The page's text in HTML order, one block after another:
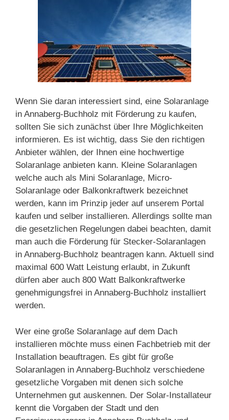
Wenn Sie daran interessiert sind, eine Solaranlage
in Annaberg-Buchholz mit Förderung zu kaufen,
sollten Sie sich zunächst über Ihre Möglichkeiten
informieren. Es ist wichtig, dass Sie den richtigen
Anbieter wählen, der Ihnen eine hochwertige
Solaranlage anbieten kann. Kleine Solaranlagen
welche auch als Mini Solaranlage, Micro-
Solaranlage oder Balkonkraftwerk bezeichnet
werden, kann im Prinzip jeder auf unserem Portal
kaufen und selber installieren. Allerdings sollte man
die gesetzlichen Regelungen dabei beachten, damit
man auch die Förderung für Stecker-Solaranlagen
in Annaberg-Buchholz beantragen kann. Aktuell sind
maximal 600 Watt Leistung erlaubt, in Zukunft
dürfen aber auch 800 Watt Balkonkraftwerke
genehmigungsfrei in Annaberg-Buchholz installiert
werden.
Wer eine große Solaranlage auf dem Dach
installieren möchte muss einen Fachbetrieb mit der
Installation beauftragen. Es gibt für große
Solaranlagen in Annaberg-Buchholz verschiedene
gesetzliche Vorgaben mit denen sich solche
Unternehmen gut auskennen. Der Solar-Installateur
kennt die Vorgaben der Stadt und den